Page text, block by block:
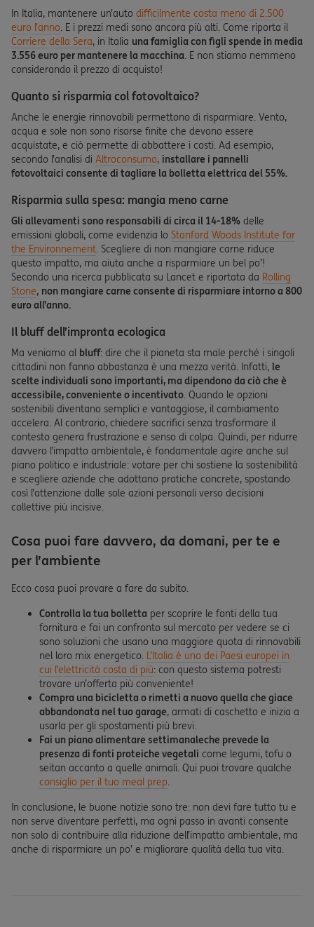
In Italia, mantenere un’auto difficilmente costa meno di 2.500
euro l’anno. E i prezzi medi sono ancora più alti. Come riporta il
Corriere della Sera, in Italia una famiglia con figli spende in media
3.556 euro per mantenere la macchina. E non stiamo nemmeno
considerando il prezzo di acquisto!
Quanto si risparmia col fotovoltaico?
Anche le energie rinnovabili permettono di risparmiare. Vento,
acqua e sole non sono risorse finite che devono essere
acquistate, e ciò permette di abbattere i costi. Ad esempio,
secondo l’analisi di Altroconsumo, installare i pannelli
fotovoltaici consente di tagliare la bolletta elettrica del 55%.
Risparmia sulla spesa: mangia meno carne
Gli allevamenti sono responsabili di circa il 14-18% delle
emissioni globali, come evidenzia lo Stanford Woods Institute for
the Environnement. Scegliere di non mangiare carne riduce
questo impatto, ma aiuta anche a risparmiare un bel po’!
Secondo una ricerca pubblicata su Lancet e riportata da Rolling
Stone, non mangiare carne consente di risparmiare intorno a 800
euro all’anno.
Il bluff dell’impronta ecologica
Ma veniamo al bluff: dire che il pianeta sta male perché i singoli
cittadini non fanno abbastanza è una mezza verità. Infatti, le
scelte individuali sono importanti, ma dipendono da ciò che è
accessibile, conveniente o incentivato. Quando le opzioni
sostenibili diventano semplici e vantaggiose, il cambiamento
accelera. Al contrario, chiedere sacrifici senza trasformare il
contesto genera frustrazione e senso di colpa. Quindi, per ridurre
davvero l’impatto ambientale, è fondamentale agire anche sul
piano politico e industriale: votare per chi sostiene la sostenibilità
e scegliere aziende che adottano pratiche concrete, spostando
così l’attenzione dalle sole azioni personali verso decisioni
collettive più incisive.
Cosa puoi fare davvero, da domani, per te e
per l’ambiente
Ecco cosa puoi provare a fare da subito.
Controlla la tua bolletta per scoprire le fonti della tua
fornitura e fai un confronto sul mercato per vedere se ci
sono soluzioni che usano una maggiore quota di rinnovabili
nel loro mix energetico. L’Italia è uno dei Paesi europei in
cui l’elettricità costa di più: con questo sistema potresti
trovare un’offerta più conveniente!
Compra una bicicletta o rimetti a nuovo quella che giace
abbandonata nel tuo garage, armati di caschetto e inizia a
usarla per gli spostamenti più brevi.
Fai un piano alimentare settimanaleche prevede la
presenza di fonti proteiche vegetali come legumi, tofu o
seitan accanto a quelle animali. Qui puoi trovare qualche
consiglio per il tuo meal prep.
In conclusione, le buone notizie sono tre: non devi fare tutto tu e
non serve diventare perfetti, ma ogni passo in avanti consente
non solo di contribuire alla riduzione dell’impatto ambientale, ma
anche di risparmiare un po’ e migliorare qualità della tua vita.